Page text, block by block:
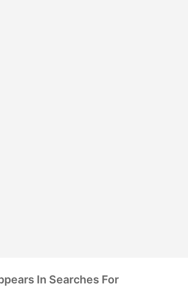
In Searches For